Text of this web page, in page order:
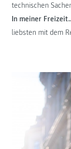
technischen
In meiner
liebsten mit dem